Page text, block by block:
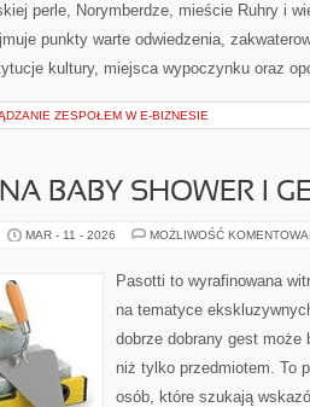
perle, Norymberdze, mieście Ruhry i
punkty warte odwiedzenia,
kultury, miejsca wypoczynku oraz
ZESPOŁEM W E-BIZNESIE
BABY SHOWER I
MAR - 11 - 2026 MOŻLIWOŚĆ
Pasotti to wyrafinowana
na tematyce
dobrze dobrany gest
niż tylko przedmiotem. To
osób, które szukają